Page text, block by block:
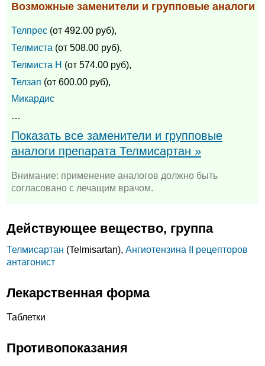
Возможные заменители и групповые аналоги
Телпрес (от 492.00 руб),
Телмиста (от 508.00 руб),
Телмиста Н (от 574.00 руб),
Телзап (от 600.00 руб),
Микардис
…
Показать все заменители и групповые
аналоги препарата Телмисартан »
Внимание: применение аналогов должно быть
согласовано с лечащим врачом.
Действующее вещество, группа
Телмисартан (Telmisartan), Ангиотензина II рецепторов
антагонист
Лекарственная форма
Таблетки
Противопоказания